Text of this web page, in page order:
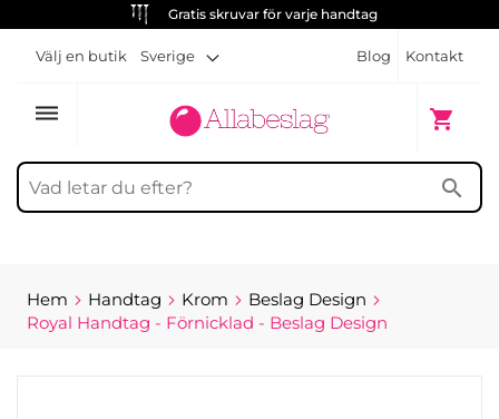
Gratis skruvar för varje handtag
Blog Kontakt
Välj en butik Sverige
dehaze shopping_cart
Min
search
Hem Handtag Krom
Beslag Design
Royal Handtag - Förnicklad - Beslag Design